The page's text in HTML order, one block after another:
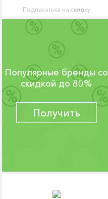
Подписаться на скидку
Популярные бренды со
скидкой до 80%
Получить